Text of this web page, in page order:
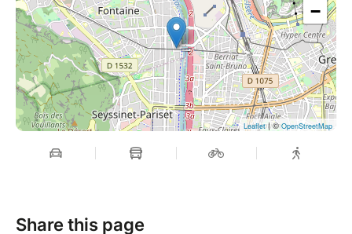
−
Leaflet| ©OpenStreetMap
Share this page